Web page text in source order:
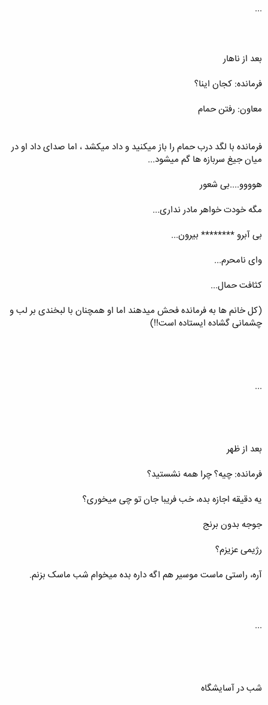
...
بعد از ناهار
فرمانده: کجان اینا؟
معاون: رفتن حمام
فرمانده با لگد درب حمام را باز میکنید و داد میکشد ، اما صدای داد او در
میان جیغ سربازه ها گم میشود...
هوووو....بی شعور
مگه خودت خواهر مادر نداری...
بی آبرو ******** بیرون...
وای نامحرم...
کثافت حمال...
(کل خانم ها به فرمانده فحش میدهند اما او همچنان با لبخندی بر لب و
چشمانی گشاده ایستاده است!!)
...
بعد از ظهر
فرمانده: چیه؟ چرا همه نشستید؟
یه دقیقه اجازه بده، خب فریبا جان تو چی میخوری؟
جوجه بدون برنج
رژیمی عزیزم؟
آره، راستی ماست موسیر هم اگه داره بده میخوام شب ماسک بزنم.
...
شب در آسایشگاه